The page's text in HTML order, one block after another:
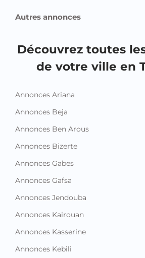
Autres annonces
Découvrez toutes
de votre ville en
Annonces Ariana
Annonces Beja
Annonces Ben Arous
Annonces Bizerte
Annonces Gabes
Annonces Gafsa
Annonces Jendouba
Annonces Kairouan
Annonces Kasserine
Annonces Kebili